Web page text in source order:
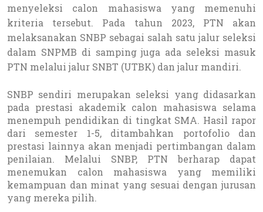
menyeleksi calon mahasiswa yang memenuhi
kriteria tersebut. Pada tahun 2023, PTN akan
melaksanakan SNBP sebagai salah satu jalur seleksi
dalam SNPMB di samping juga ada seleksi masuk
PTN melalui jalur SNBT (UTBK) dan jalur mandiri.
SNBP sendiri merupakan seleksi yang didasarkan
pada prestasi akademik calon mahasiswa selama
menempuh pendidikan di tingkat SMA. Hasil rapor
dari semester 1-5, ditambahkan portofolio dan
prestasi lainnya akan menjadi pertimbangan dalam
penilaian. Melalui SNBP, PTN berharap dapat
menemukan calon mahasiswa yang memiliki
kemampuan dan minat yang sesuai dengan jurusan
yang mereka pilih.